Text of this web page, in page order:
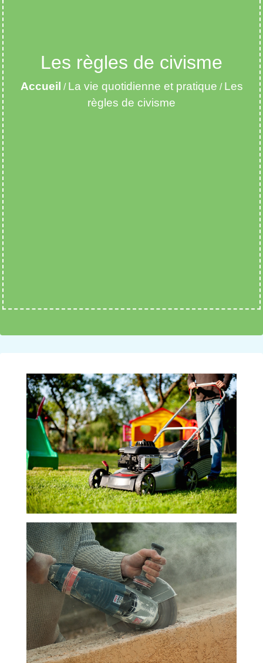
Les règles de civisme
Accueil / La vie quotidienne et pratique / Les
règles de civisme